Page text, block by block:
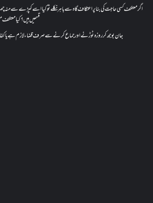
اگر معتکف کسی حاجت کی بنا پر اعتکاف گاہ سے باہر نکلے تو کیا اسے کپڑے سے
قسمیں ہیں؟کیا معتکف
جان بوجھ کر روزہ ٹوڑنے اور جماع کرنے سے صرف قضاء لازم ہے یا